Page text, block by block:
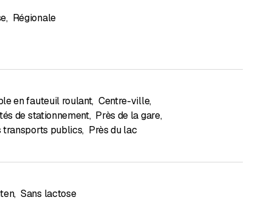
, Régionale
en fauteuil roulant, Centre-ville,
de stationnement, Près de la gare,
transports publics, Près du lac
, Sans lactose